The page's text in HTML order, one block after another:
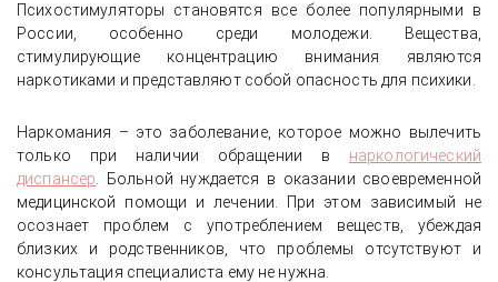
Психостимуляторы становятся все более популярными в
России, особенно среди молодежи. Вещества,
стимулирующие концентрацию внимания являются
наркотиками и представляют собой опасность для психики.
Наркомания – это заболевание, которое можно вылечить
только при наличии обращении в наркологический
диспансер . Больной нуждается в оказании своевременной
медицинской помощи и лечении. При этом зависимый не
осознает проблем с употреблением веществ, убеждая
близких и родственников, что проблемы отсутствуют и
консультация специалиста ему не нужна.